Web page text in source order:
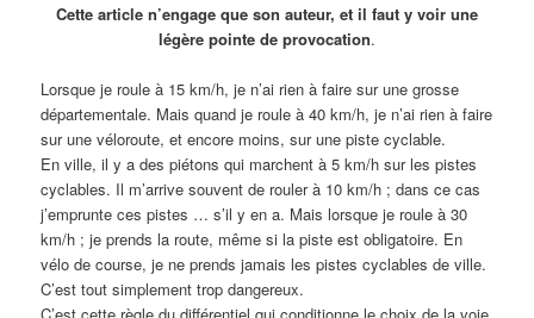
Cette article n’engage que son auteur, et il faut y voir une
légère pointe de provocation.
Lorsque je roule à 15 km/h, je n’ai rien à faire sur une grosse
départementale. Mais quand je roule à 40 km/h, je n’ai rien à faire
sur une véloroute, et encore moins, sur une piste cyclable.
En ville, il y a des piétons qui marchent à 5 km/h sur les pistes
cyclables. Il m’arrive souvent de rouler à 10 km/h ; dans ce cas
j’emprunte ces pistes … s’il y en a. Mais lorsque je roule à 30
km/h ; je prends la route, même si la piste est obligatoire. En
vélo de course, je ne prends jamais les pistes cyclables de ville.
C’est tout simplement trop dangereux.